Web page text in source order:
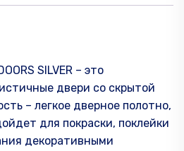
SILVER – это
двери со скрытой
– легкое дверное полотно,
для покраски, поклейки
декоративными